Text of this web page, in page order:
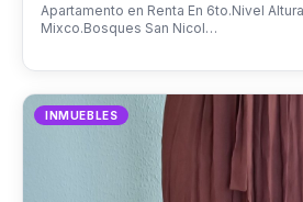
Apartamento en Renta En 6to.Nivel
Mixco.Bosques San Nicol…
INMUEBLES